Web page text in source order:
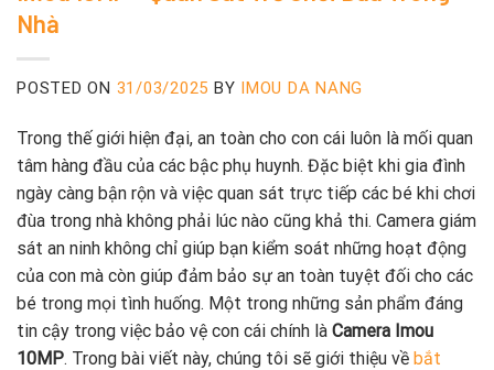
Nhà
POSTED ON 31/03/2025 BY IMOU DA NANG
Trong thế giới hiện đại, an toàn cho con cái luôn là mối quan
tâm hàng đầu của các bậc phụ huynh. Đặc biệt khi gia đình
ngày càng bận rộn và việc quan sát trực tiếp các bé khi chơi
đùa trong nhà không phải lúc nào cũng khả thi. Camera giám
sát an ninh không chỉ giúp bạn kiểm soát những hoạt động
của con mà còn giúp đảm bảo sự an toàn tuyệt đối cho các
bé trong mọi tình huống. Một trong những sản phẩm đáng
tin cậy trong việc bảo vệ con cái chính là Camera Imou
10MP. Trong bài viết này, chúng tôi sẽ giới thiệu về bắt